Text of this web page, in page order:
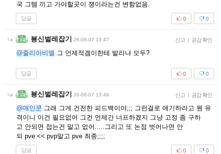
국 그템 끼고 가야할곳이 쟁이라는건 변함없음.
답글 0
0
뵹신벌레잡기 26-06-07 13:47 신고 | 공감 확인
@줄리아비엘 그 언제적겜이한테 발리냐 모두?
답글 0
0
뵹신벌레잡기 26-06-07 13:49 신고 | 공감 확인
@매인쿤 그래 그게 건전한 피드백이야;;; 그런걸로 애기하라고 뭔 유
격이니 이건 필요없어 그건 언제간 너프하겠지 그냥 고정 좀 구하
고 안되면 접는건 말고 없어.....그리고 또 논점 벗어나면 안
되 pve << pvp말고 pve 최종;;;;
답글 0
0